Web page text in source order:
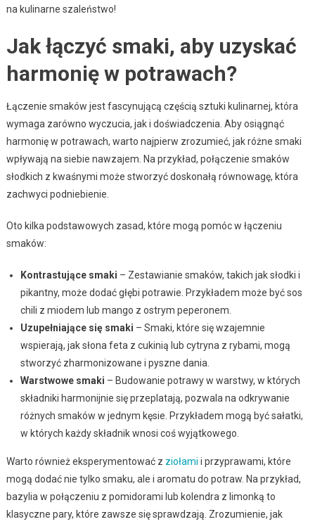
na kulinarne szaleństwo!
Jak łączyć smaki, aby uzyskać
harmonię w potrawach?
Łączenie smaków jest fascynującą częścią sztuki kulinarnej, która
wymaga zarówno wyczucia, jak i doświadczenia. Aby osiągnąć
harmonię w potrawach, warto najpierw zrozumieć, jak różne smaki
wpływają na siebie nawzajem. Na przykład, połączenie smaków
słodkich z kwaśnymi może stworzyć doskonałą równowagę, która
zachwyci podniebienie.
Oto kilka podstawowych zasad, które mogą pomóc w łączeniu
smaków:
Kontrastujące smaki – Zestawianie smaków, takich jak słodki i
pikantny, może dodać głębi potrawie. Przykładem może być sos
chili z miodem lub mango z ostrym peperonem.
Uzupełniające się smaki – Smaki, które się wzajemnie
wspierają, jak słona feta z cukinią lub cytryna z rybami, mogą
stworzyć zharmonizowane i pyszne dania.
Warstwowe smaki – Budowanie potrawy w warstwy, w których
składniki harmonijnie się przeplatają, pozwala na odkrywanie
różnych smaków w jednym kęsie. Przykładem mogą być sałatki,
w których każdy składnik wnosi coś wyjątkowego.
Warto również eksperymentować z ziołami i przyprawami, które
mogą dodać nie tylko smaku, ale i aromatu do potraw. Na przykład,
bazylia w połączeniu z pomidorami lub kolendra z limonką to
klasyczne pary, które zawsze się sprawdzają. Zrozumienie, jak